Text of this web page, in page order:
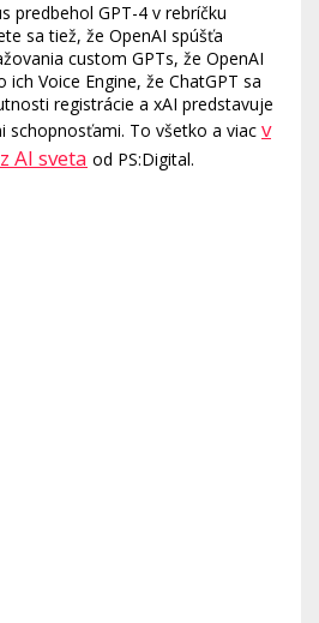
predbehol GPT-4 v rebríčku
sa tiež, že OpenAI spúšťa
custom GPTs, že OpenAI
Voice Engine, že ChatGPT sa
registrácie a xAI predstavuje
schopnosťami. To všetko a viac v
AI sveta od PS:Digital.